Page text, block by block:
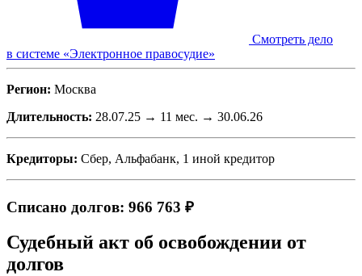
Смотреть дело
в системе «Электронное правосудие»
Регион: Москва
Длительность: 28.07.25 → 11 мес. → 30.06.26
Кредиторы: Сбер, Альфабанк, 1 иной кредитор
Списано долгов: 966 763 ₽
Судебный акт об освобождении от
долгов